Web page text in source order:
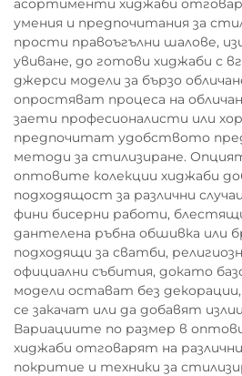
асортименти хиджаби
умения и предпочитания за
прости правоъгълни шалове,
увиване, до готови хиджаби с
джерси модели за бързо
опростяват процеса на
заети професионалисти или
предпочитат удобството
методи за стилизиране.
оптовите колекции хиджаби
подходящост за различни
фини бисерни работи,
дантелена ръбна обшивка или
подходящи за сватби,
официални събития, докато
модели остават без
се закачат или да добавят
Вариациите по размер в
хиджаби отговарят на
покритие и техники за